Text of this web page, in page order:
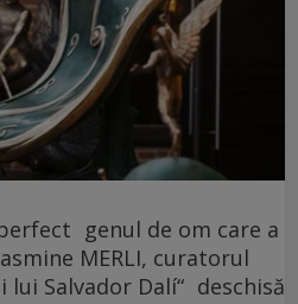
genul de om care a
MERLI, curatorul
lui Salvador Dalí“ deschisă